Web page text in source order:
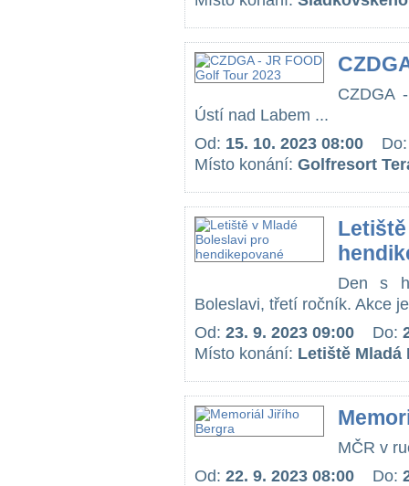
CZDGA
Ústí nad Labem ...
Od: 15. 10. 2023 08:00
Místo konání: Golfresort
Den s
Boleslavi, třetí ročník. Akce
Od: 23. 9. 2023 09:00 Do:
Místo konání: Letiště Mladá
MČR v
Od: 22. 9. 2023 08:00 Do: